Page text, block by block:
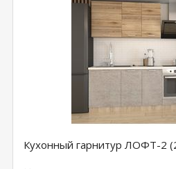
Кухонный гарнитур ЛОФТ-2